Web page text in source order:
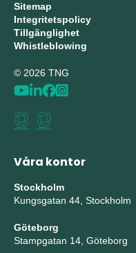
Sitemap
Integritetspolicy
Tillgänglighet
Whistleblowing
© 2026 TNG
Våra kontor
Stockholm
Kungsgatan 44, Stockholm
Göteborg
Stampgatan 14, Göteborg